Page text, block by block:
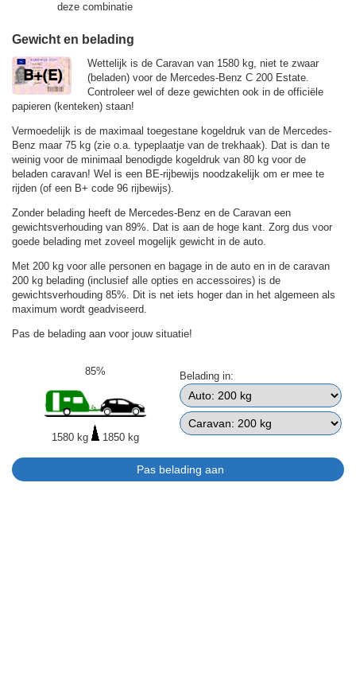
deze combinatie
Gewicht en belading
Wettelijk is de Caravan van 1580 kg, niet te zwaar
(beladen) voor de Mercedes-Benz C 200 Estate.
Controleer wel of deze gewichten ook in de officiële
papieren (kenteken) staan!
Vermoedelijk is de maximaal toegestane kogeldruk van de Mercedes-
Benz maar 75 kg (zie o.a. typeplaatje van de trekhaak). Dat is dan te
weinig voor de minimaal benodigde kogeldruk van 80 kg voor de
beladen caravan! Wel is een BE-rijbewijs noodzakelijk om er mee te
rijden (of een B+ code 96 rijbewijs).
Zonder belading heeft de Mercedes-Benz en de Caravan een
gewichtsverhouding van 89%. Dat is aan de hoge kant. Zorg dus voor
goede belading met zoveel mogelijk gewicht in de auto.
Met 200 kg voor alle personen en bagage in de auto en in de caravan
200 kg belading (inclusief alle opties en accessoires) is de
gewichtsverhouding 85%. Dit is net iets hoger dan in het algemeen als
maximum wordt geadviseerd.
Pas de belading aan voor jouw situatie!
85%
1580 kg 1850 kg
Belading in: